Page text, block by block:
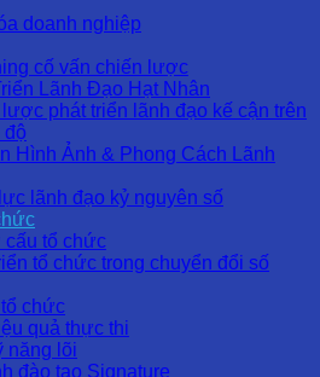
doanh nghiệp
cố vấn chiến lược
Lãnh Đạo Hạt Nhân
phát triển lãnh đạo kế cận trên
độ
Hình Ảnh & Phong Cách Lãnh
lãnh đạo kỷ nguyên số
cấu tổ chức
tổ chức trong chuyển đổi số
chức
quả thực thi
năng lõi
đào tạo Signature